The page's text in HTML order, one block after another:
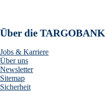
Über die TARGOBANK
Jobs & Karriere
Über uns
Newsletter
Sitemap
Sicherheit